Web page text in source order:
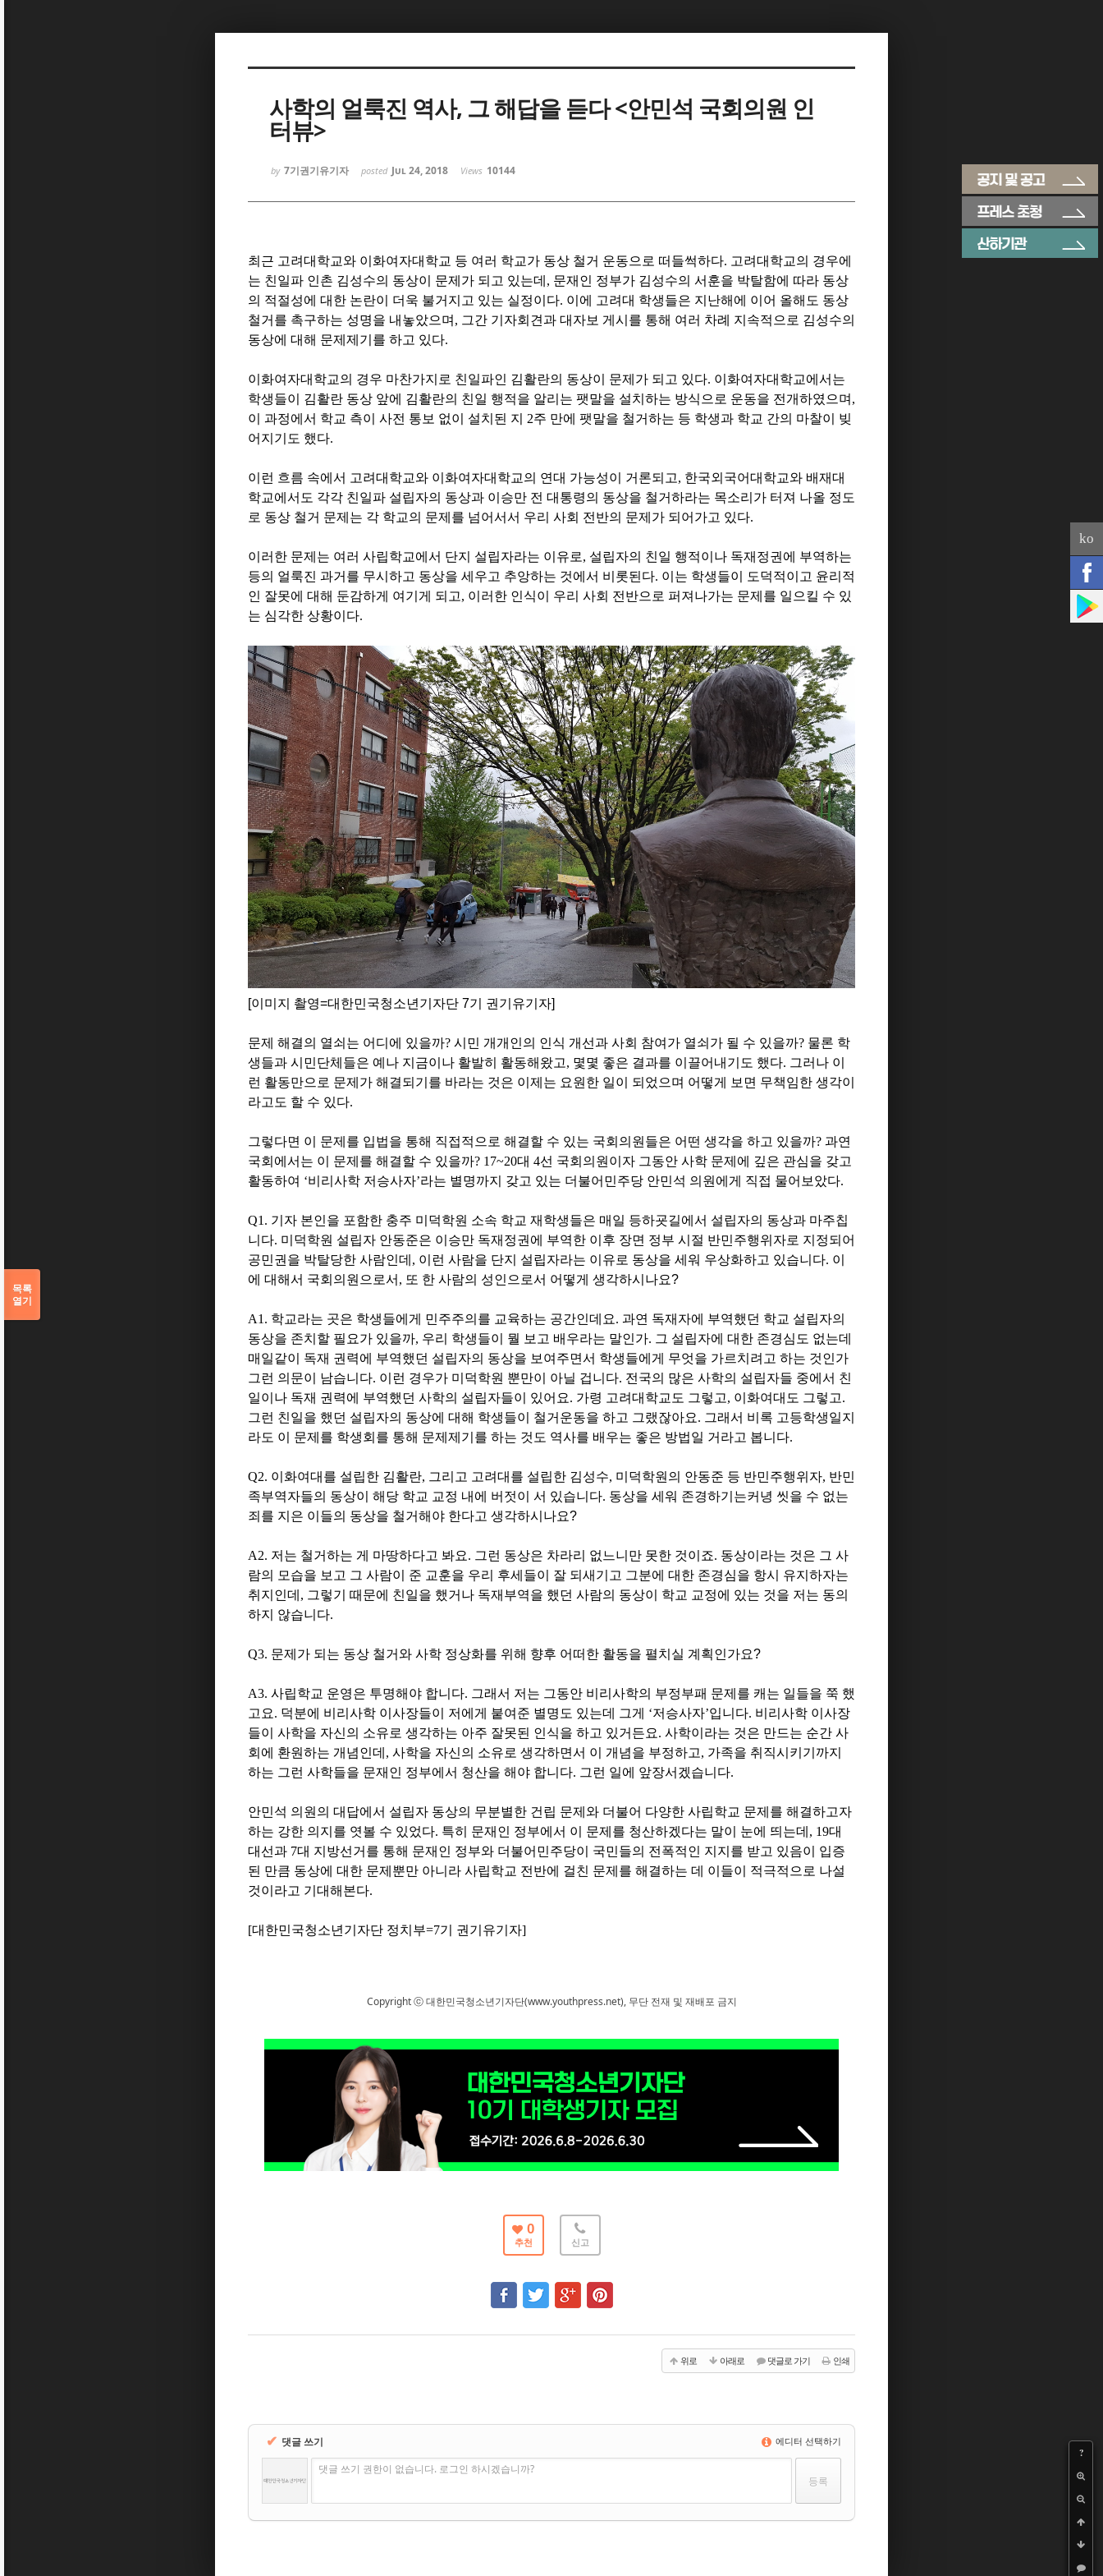
사학의 얼룩진 역사, 그 해답을 듣다 <안민석 국회의원 인
터뷰>
by 7기권기유기자 posted Jul 24, 2018 Views 10144
?
최근 고려대학교와 이화여자대학교 등 여러 학교가 동상 철거 운동으로 떠들썩하다. 고려대학교의 경우에
는 친일파 인촌 김성수의 동상이 문제가 되고 있는데 , 문재인 정부가 김성수의 서훈을 박탈함에 따라 동상
의 적절성에 대한 논란이 더욱 불거지고 있는 실정이다. 이에 고려대 학생들은 지난해에 이어 올해도 동상
철거를 촉구하는 성명을 내놓았으며 , 그간 기자회견과 대자보 게시를 통해 여러 차례 지속적으로 김성수의
동상에 대해 문제제기를 하고 있다.
이화여자대학교의 경우 마찬가지로 친일파인 김활란의 동상이 문제가 되고 있다. 이화여자대학교에서는
학생들이 김활란 동상 앞에 김활란의 친일 행적을 알리는 팻말을 설치하는 방식으로 운동을 전개하였으며 ,
이 과정에서 학교 측이 사전 통보 없이 설치된 지 2주 만에 팻말을 철거하는 등 학생과 학교 간의 마찰이 빚
어지기도 했다.
이런 흐름 속에서 고려대학교와 이화여자대학교의 연대 가능성이 거론되고, 한국외국어대학교와 배재대
학교에서도 각각 친일파 설립자의 동상과 이승만 전 대통령의 동상을 철거하라는 목소리가 터져 나올 정도
로 동상 철거 문제는 각 학교의 문제를 넘어서서 우리 사회 전반의 문제가 되어가고 있다.
이러한 문제는 여러 사립학교에서 단지 설립자라는 이유로, 설립자의 친일 행적이나 독재정권에 부역하는
등의 얼룩진 과거를 무시하고 동상을 세우고 추앙하는 것에서 비롯된다. 이는 학생들이 도덕적이고 윤리적
인 잘못에 대해 둔감하게 여기게 되고, 이러한 인식이 우리 사회 전반으로 퍼져나가는 문제를 일으킬 수 있
는 심각한 상황이다.
[이미지 촬영=대한민국청소년기자단 7기 권기유기자]
문제 해결의 열쇠는 어디에 있을까? 시민 개개인의 인식 개선과 사회 참여가 열쇠가 될 수 있을까? 물론 학
생들과 시민단체들은 예나 지금이나 활발히 활동해왔고, 몇몇 좋은 결과를 이끌어내기도 했다. 그러나 이
런 활동만으로 문제가 해결되기를 바라는 것은 이제는 요원한 일이 되었으며 어떻게 보면 무책임한 생각이
라고도 할 수 있다.
그렇다면 이 문제를 입법을 통해 직접적으로 해결할 수 있는 국회의원들은 어떤 생각을 하고 있을까? 과연
국회에서는 이 문제를 해결할 수 있을까? 17~20대 4선 국회의원이자 그동안 사학 문제에 깊은 관심을 갖고
활동하여 ‘비리사학 저승사자’라는 별명까지 갖고 있는 더불어민주당 안민석 의원에게 직접 물어보았다.
Q1. 기자 본인을 포함한 충주 미덕학원 소속 학교 재학생들은 매일 등하굣길에서 설립자의 동상과 마주칩
니다. 미덕학원 설립자 안동준은 이승만 독재정권에 부역한 이후 장면 정부 시절 반민주행위자로 지정되어
공민권을 박탈당한 사람인데 , 이런 사람을 단지 설립자라는 이유로 동상을 세워 우상화하고 있습니다. 이
에 대해서 국회의원으로서 , 또 한 사람의 성인으로서 어떻게 생각하시나요?
A1. 학교라는 곳은 학생들에게 민주주의를 교육하는 공간인데요. 과연 독재자에 부역했던 학교 설립자의
동상을 존치할 필요가 있을까, 우리 학생들이 뭘 보고 배우라는 말인가. 그 설립자에 대한 존경심도 없는데
매일같이 독재 권력에 부역했던 설립자의 동상을 보여주면서 학생들에게 무엇을 가르치려고 하는 것인가
그런 의문이 남습니다. 이런 경우가 미덕학원 뿐만이 아닐 겁니다. 전국의 많은 사학의 설립자들 중에서 친
일이나 독재 권력에 부역했던 사학의 설립자들이 있어요. 가령 고려대학교도 그렇고, 이화여대도 그렇고.
그런 친일을 했던 설립자의 동상에 대해 학생들이 철거운동을 하고 그랬잖아요. 그래서 비록 고등학생일지
라도 이 문제를 학생회를 통해 문제제기를 하는 것도 역사를 배우는 좋은 방법일 거라고 봅니다.
Q2. 이화여대를 설립한 김활란, 그리고 고려대를 설립한 김성수, 미덕학원의 안동준 등 반민주행위자, 반민
족부역자들의 동상이 해당 학교 교정 내에 버젓이 서 있습니다. 동상을 세워 존경하기는커녕 씻을 수 없는
죄를 지은 이들의 동상을 철거해야 한다고 생각하시나요?
A2. 저는 철거하는 게 마땅하다고 봐요. 그런 동상은 차라리 없느니만 못한 것이죠. 동상이라는 것은 그 사
람의 모습을 보고 그 사람이 준 교훈을 우리 후세들이 잘 되새기고 그분에 대한 존경심을 항시 유지하자는
취지인데 , 그렇기 때문에 친일을 했거나 독재부역을 했던 사람의 동상이 학교 교정에 있는 것을 저는 동의
하지 않습니다.
Q3. 문제가 되는 동상 철거와 사학 정상화를 위해 향후 어떠한 활동을 펼치실 계획인가요?
A3. 사립학교 운영은 투명해야 합니다. 그래서 저는 그동안 비리사학의 부정부패 문제를 캐는 일들을 쭉 했
고요. 덕분에 비리사학 이사장들이 저에게 붙여준 별명도 있는데 그게 ‘저승사자’입니다. 비리사학 이사장
들이 사학을 자신의 소유로 생각하는 아주 잘못된 인식을 하고 있거든요. 사학이라는 것은 만드는 순간 사
회에 환원하는 개념인데 , 사학을 자신의 소유로 생각하면서 이 개념을 부정하고, 가족을 취직시키기까지
하는 그런 사학들을 문재인 정부에서 청산을 해야 합니다. 그런 일에 앞장서겠습니다.
안민석 의원의 대답에서 설립자 동상의 무분별한 건립 문제와 더불어 다양한 사립학교 문제를 해결하고자
하는 강한 의지를 엿볼 수 있었다. 특히 문재인 정부에서 이 문제를 청산하겠다는 말이 눈에 띄는데 , 19대
대선과 7대 지방선거를 통해 문재인 정부와 더불어민주당이 국민들의 전폭적인 지지를 받고 있음이 입증
된 만큼 동상에 대한 문제뿐만 아니라 사립학교 전반에 걸친 문제를 해결하는 데 이들이 적극적으로 나설
것이라고 기대해본다.
[대한민국청소년기자단 정치부=7기 권기유기자]
Copyright ⓒ 대한민국청소년기자단(www.youthpress.net), 무단 전재 및 재배포 금지
0
추천 신고
위로 아래로 댓글로 가기 인쇄
✔ 댓글 쓰기 에디터 선택하기
댓글 쓰기 권한이 없습니다. 로그인 하시겠습니까?
목록
열기
ko
Sketchbook5, 스케치북5
Sketchbook5, 스케치북5